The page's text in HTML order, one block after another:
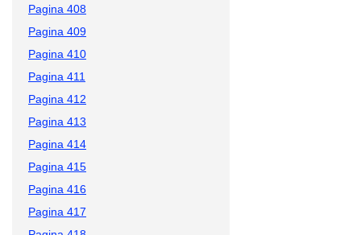
Pagina 408
Pagina 409
Pagina 410
Pagina 411
Pagina 412
Pagina 413
Pagina 414
Pagina 415
Pagina 416
Pagina 417